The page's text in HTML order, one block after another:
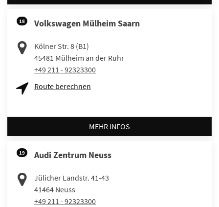
18 Volkswagen Mülheim Saarn
Kölner Str. 8 (B1)
45481 Mülheim an der Ruhr
+49 211 - 92323300
Route berechnen
MEHR INFOS
19 Audi Zentrum Neuss
Jülicher Landstr. 41-43
41464 Neuss
+49 211 - 92323300